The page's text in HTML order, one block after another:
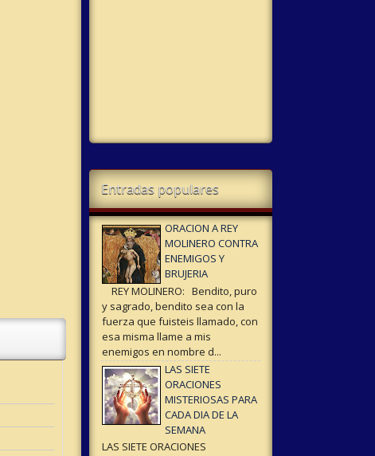
Entradas populares
ORACION A REY
MOLINERO CONTRA
ENEMIGOS Y
BRUJERIA
REY MOLINERO: Bendito, puro
y sagrado, bendito sea con la
fuerza que fuisteis llamado, con
esa misma llame a mis
enemigos en nombre d...
LAS SIETE
ORACIONES
MISTERIOSAS PARA
CADA DIA DE LA
SEMANA
LAS SIETE ORACIONES